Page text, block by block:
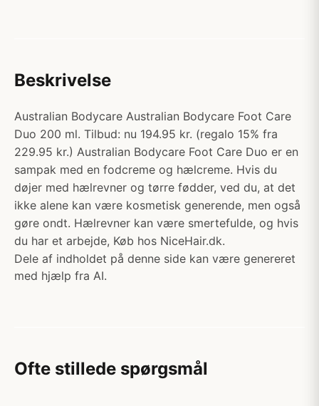
Beskrivelse
Australian Bodycare Australian Bodycare Foot Care
Duo 200 ml. Tilbud: nu 194.95 kr. (regalo 15% fra
229.95 kr.) Australian Bodycare Foot Care Duo er en
sampak med en fodcreme og hælcreme. Hvis du
døjer med hælrevner og tørre fødder, ved du, at det
ikke alene kan være kosmetisk generende, men også
gøre ondt. Hælrevner kan være smertefulde, og hvis
du har et arbejde, Køb hos NiceHair.dk.
Dele af indholdet på denne side kan være genereret
med hjælp fra AI.
Ofte stillede spørgsmål